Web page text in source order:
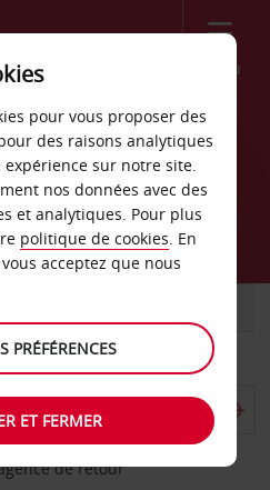
Menu
de retour
pour vous proposer des
des raisons analytiques
sur notre site.
nos données avec des
et analytiques. Pour plus
politique de cookies. En
acceptez que nous
PRÉFÉRENCES
ET FERMER